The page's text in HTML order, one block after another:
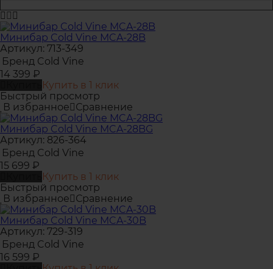
Минибар Cold Vine MCA-28B
Артикул: 713-349
Бренд Cold Vine
14 399 ₽
Купить в 1 клик
Быстрый просмотр
В избранное
Сравнение
Минибар Cold Vine MCA-28BG
Артикул: 826-364
Бренд Cold Vine
15 699 ₽
Купить в 1 клик
Быстрый просмотр
В избранное
Сравнение
Минибар Cold Vine MCA-30B
Артикул: 729-319
Бренд Cold Vine
16 599 ₽